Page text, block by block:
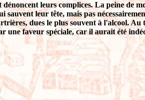
leurs complices. La peine de
leur tête, mais pas
dues le plus souvent à l'alcool.
faveur spéciale, car il aurait été